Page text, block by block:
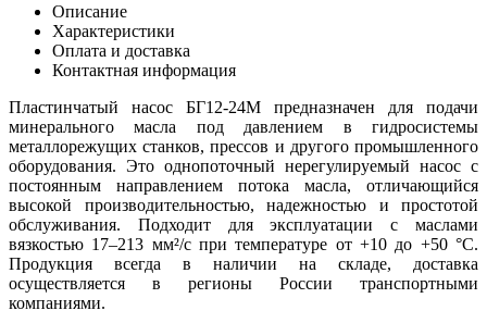
Описание
Характеристики
Оплата и доставка
Контактная информация
Пластинчатый насос БГ12-24М предназначен для подачи
минерального масла под давлением в гидросистемы
металлорежущих станков, прессов и другого промышленного
оборудования. Это однопоточный нерегулируемый насос с
постоянным направлением потока масла, отличающийся
высокой производительностью, надежностью и простотой
обслуживания. Подходит для эксплуатации с маслами
вязкостью 17–213 мм²/с при температуре от +10 до +50 °C.
Продукция всегда в наличии на складе, доставка
осуществляется в регионы России транспортными
компаниями.